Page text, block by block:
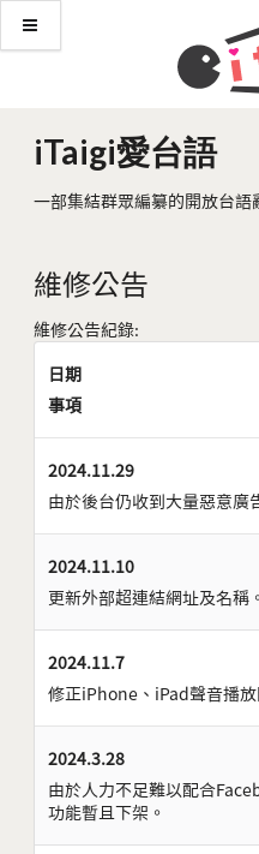
iTaigi愛台語
一部集結群眾編纂的開放台語
維修公告
維修公告紀錄:
日期
事項
2024.11.29
由於後台仍收到大量惡意廣
2024.11.10
更新外部超連結網址及名稱
2024.11.7
修正iPhone、iPad聲音播放
2024.3.28
由於人力不足難以配合
功能暫且下架。